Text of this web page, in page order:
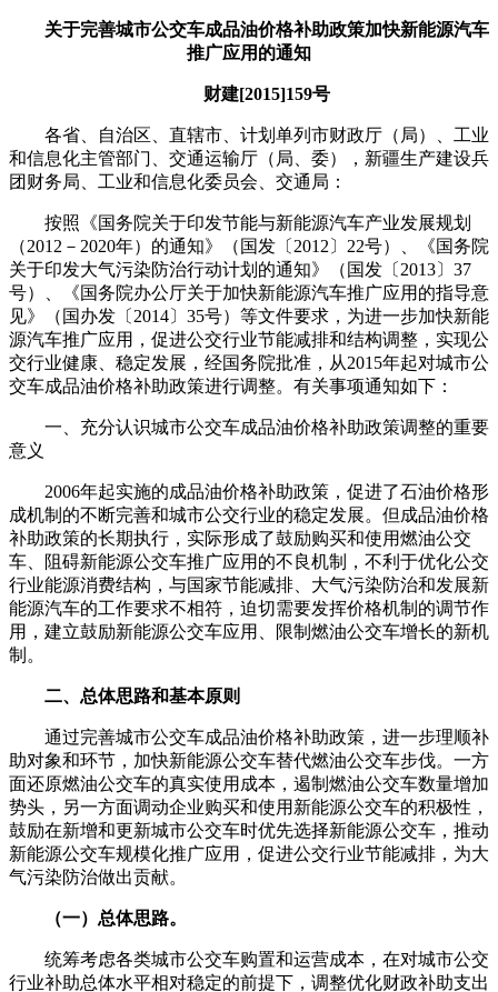
关于完善城市公交车成品油价格补助政策加快新能源汽车
推广应用的通知
财建[2015]159号
各省、自治区、直辖市、计划单列市财政厅（局）、工业
和信息化主管部门、交通运输厅（局、委），新疆生产建设兵
团财务局、工业和信息化委员会、交通局：
按照《国务院关于印发节能与新能源汽车产业发展规划
（2012－2020年）的通知》（国发〔2012〕22号）、《国务院
关于印发大气污染防治行动计划的通知》（国发〔2013〕37
号）、《国务院办公厅关于加快新能源汽车推广应用的指导意
见》（国办发〔2014〕35号）等文件要求，为进一步加快新能
源汽车推广应用，促进公交行业节能减排和结构调整，实现公
交行业健康、稳定发展，经国务院批准，从2015年起对城市公
交车成品油价格补助政策进行调整。有关事项通知如下：
一、充分认识城市公交车成品油价格补助政策调整的重要
意义
2006年起实施的成品油价格补助政策，促进了石油价格形
成机制的不断完善和城市公交行业的稳定发展。但成品油价格
补助政策的长期执行，实际形成了鼓励购买和使用燃油公交
车、阻碍新能源公交车推广应用的不良机制，不利于优化公交
行业能源消费结构，与国家节能减排、大气污染防治和发展新
能源汽车的工作要求不相符，迫切需要发挥价格机制的调节作
用，建立鼓励新能源公交车应用、限制燃油公交车增长的新机
制。
二、总体思路和基本原则
通过完善城市公交车成品油价格补助政策，进一步理顺补
助对象和环节，加快新能源公交车替代燃油公交车步伐。一方
面还原燃油公交车的真实使用成本，遏制燃油公交车数量增加
势头，另一方面调动企业购买和使用新能源公交车的积极性，
鼓励在新增和更新城市公交车时优先选择新能源公交车，推动
新能源公交车规模化推广应用，促进公交行业节能减排，为大
气污染防治做出贡献。
（一）总体思路。
统筹考虑各类城市公交车购置和运营成本，在对城市公交
行业补助总体水平相对稳定的前提下，调整优化财政补助支出